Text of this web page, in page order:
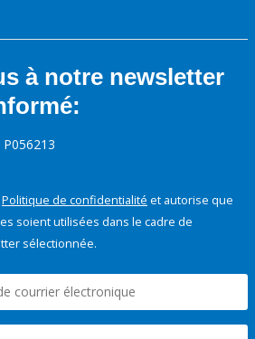
à notre newsletter
Politique de confidentialité et autorise que
soient utilisées dans le cadre de
sélectionnée.